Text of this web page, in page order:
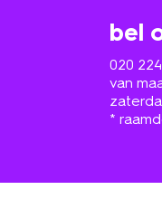
bel
020
van
*